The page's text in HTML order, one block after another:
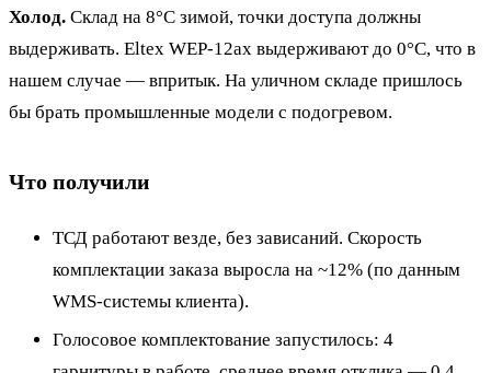
Холод. Склад на 8°C зимой, точки доступа должны
выдерживать. Eltex WEP-12ax выдерживают до 0°C, что в
нашем случае — впритык. На уличном складе пришлось
бы брать промышленные модели с подогревом.
Что получили
ТСД работают везде, без зависаний. Скорость
комплектации заказа выросла на ~12% (по данным
WMS-системы клиента).
Голосовое комплектование запустилось: 4